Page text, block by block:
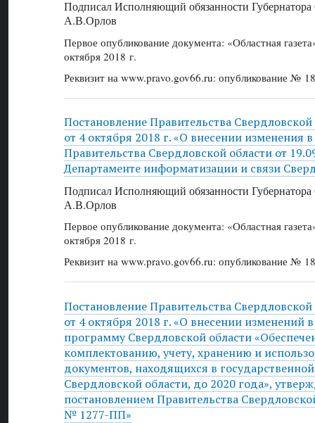
Подписал Исполняющий обязанности Губернатора
А.В.Орлов
Первое опубликование документа: «Областная
октября 2018 г.
Реквизит на www.pravo.gov66.ru: опубликование №
Постановление Правительства
от 4 октября 2018 г. «О внесении изменения
Правительства Свердловской области от
Департаменте информатизации и связи
Подписал Исполняющий обязанности Губернатора
А.В.Орлов
Первое опубликование документа: «Областная
октября 2018 г.
Реквизит на www.pravo.gov66.ru: опубликование №
Постановление Правительства
от 4 октября 2018 г. «О внесении изменений
программу Свердловской области
комплектованию, учету, хранению и
документов, находящихся в
Свердловской области, до 2020 года»,
постановлением Правительства
№ 1277-ПП»